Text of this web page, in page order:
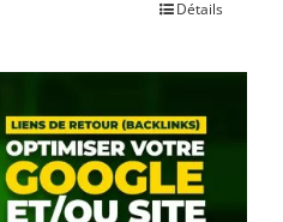
à
2,750.00 €
Détails